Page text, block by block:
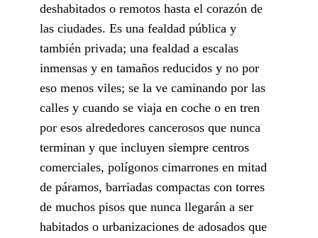
deshabitados o remotos hasta el corazón de
las ciudades. Es una fealdad pública y
también privada; una fealdad a escalas
inmensas y en tamaños reducidos y no por
eso menos viles; se la ve caminando por las
calles y cuando se viaja en coche o en tren
por esos alrededores cancerosos que nunca
terminan y que incluyen siempre centros
comerciales, polígonos cimarrones en mitad
de páramos, barriadas compactas con torres
de muchos pisos que nunca llegarán a ser
habitados o urbanizaciones de adosados que